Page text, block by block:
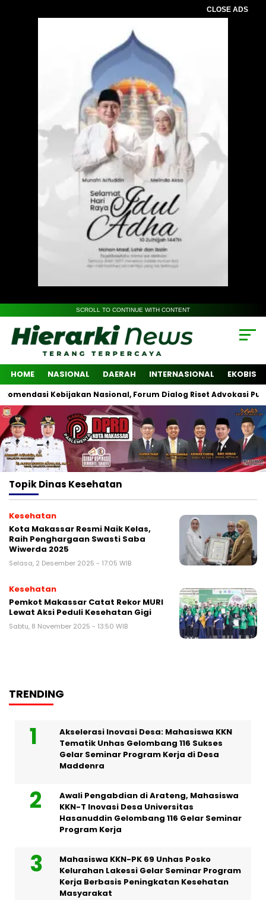
CLOSE ADS
SCROLL TO CONTINUE WITH CONTENT
HOME NASIONAL DAERAH INTERNASIONAL EKOBIS
Kebijakan Nasional, Forum Dialog Riset Advokasi
TopikDinas Kesehatan
Kesehatan
Kota Makassar Resmi Naik Kelas,
Raih Penghargaan Swasti Saba
Wiwerda 2025
Selasa, 2 Desember 2025 - 17:05 WIB
Kesehatan
Pemkot Makassar Catat Rekor MURI
Lewat Aksi Peduli Kesehatan Gigi
Sabtu, 8 November 2025 - 13:50 WIB
TRENDING
Akselerasi Inovasi Desa: Mahasiswa KKN
Tematik Unhas Gelombang 116 Sukses
Gelar Seminar Program Kerja di Desa
Maddenra
Awali Pengabdian di Arateng, Mahasiswa
KKN-T Inovasi Desa Universitas
Hasanuddin Gelombang 116 Gelar Seminar
Program Kerja
Mahasiswa KKN-PK 69 Unhas Posko
Kelurahan Lakessi Gelar Seminar Program
Kerja Berbasis Peningkatan Kesehatan
Masyarakat